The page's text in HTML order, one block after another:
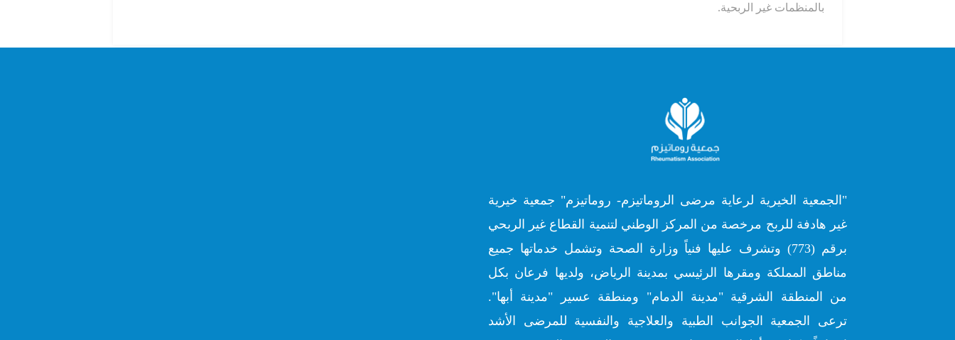
بالمنظمات غير الربحية.
"الجمعية الخيرية لرعاية مرضى الروماتيزم- روماتيزم" جمعية خيرية
غير هادفة للربح مرخصة من المركز الوطني لتنمية القطاع غير الربحي
برقم (773) وتشرف عليها فنياً وزارة الصحة وتشمل خدماتها جميع
مناطق المملكة ومقرها الرئيسي بمدينة الرياض، ولديها فرعان بكل
من المنطقة الشرقية "مدينة الدمام" ومنطقة عسير "مدينة أبها".
ترعى الجمعية الجوانب الطبية والعلاجية والنفسية للمرضى الأشد